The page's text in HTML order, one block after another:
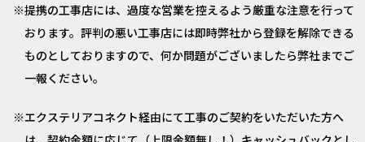
提携の工事店には、過度な営業を控えるよう厳重な注意を行って
おります。評判の悪い工事店には即時弊社から登録を解除できる
ものとしておりますので、何か問題がございましたら弊社までご
一報ください。
エクステリアコネクト経由にて工事のご契約をいただいた方へ